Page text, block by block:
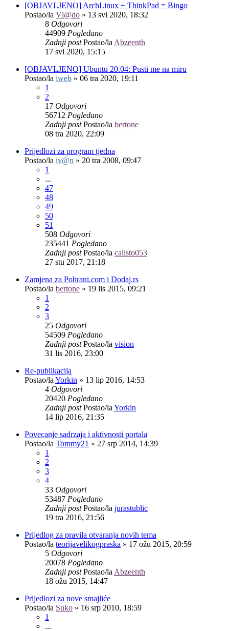
[OBJAVLJENO] ArchLinux + ThinkPad = Bingo
Postao/la Vl@do » 13 svi 2020, 18:32
8 Odgovori
44909 Pogledano
Zadnji postPostao/la Abzeenth
17 svi 2020, 15:15
[OBJAVLJENO] Ubuntu 20.04: Pusti me na miru
Postao/la iweb » 06 tra 2020, 19:11
1
2
17 Odgovori
56712 Pogledano
Zadnji postPostao/la bertone
08 tra 2020, 22:09
Prijedlozi za program tjedna
Postao/la iv@n » 20 tra 2008, 09:47
1
...
47
48
49
50
51
508 Odgovori
235441 Pogledano
Zadnji postPostao/la calisto053
27 stu 2017, 21:18
Zamjena za Pohrani.com i Dodaj.rs
Postao/la bertone » 19 lis 2015, 09:21
1
2
3
25 Odgovori
54509 Pogledano
Zadnji postPostao/la vision
31 lis 2016, 23:00
Re-publikacija
Postao/la Yorkin » 13 lip 2016, 14:53
4 Odgovori
20420 Pogledano
Zadnji postPostao/la Yorkin
14 lip 2016, 21:35
Povecanje sadrzaja i aktivnosti portala
Postao/la Tommy21 » 27 srp 2014, 14:39
1
2
3
4
33 Odgovori
53487 Pogledano
Zadnji postPostao/la jurastublic
19 tra 2016, 21:56
Prijedlog za pravila otvaranja novih tema
Postao/la teorijavelikogpraska » 17 ožu 2015, 20:59
5 Odgovori
20078 Pogledano
Zadnji postPostao/la Abzeenth
18 ožu 2015, 14:47
Prijedlozi za nove smajliće
Postao/la Suko » 16 srp 2010, 18:59
1
...